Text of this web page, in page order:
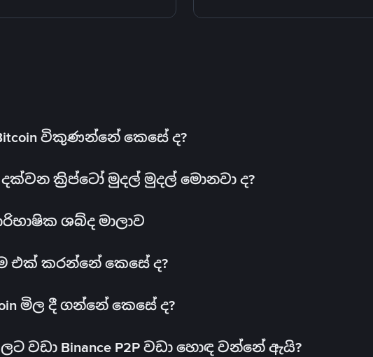
Bitcoin විකුණන්නේ කෙසේ ද?
දක්වන ක්‍රිප්ටෝ මුදල් මුදල් මොනවා ද?
ශබ්ද මාලාව
එක් කරන්නේ කෙසේ ද?
මිල දී ගන්නේ කෙසේ ද?
වඩා Binance P2P වඩා හොඳ වන්නේ ඇයි?